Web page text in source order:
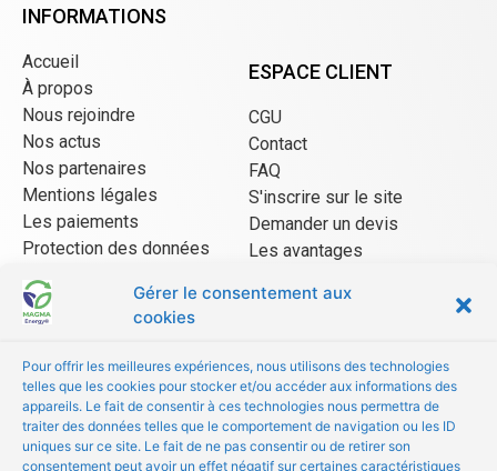
Gérer le consentement aux
cookies
Pour offrir les meilleures expériences, nous utilisons des technologies
telles que les cookies pour stocker et/ou accéder aux informations des
appareils. Le fait de consentir à ces technologies nous permettra de
traiter des données telles que le comportement de navigation ou les ID
uniques sur ce site. Le fait de ne pas consentir ou de retirer son
consentement peut avoir un effet négatif sur certaines caractéristiques
INFORMATIONS
Accueil
À propos
Nous rejoindre
Nos actus
Nos partenaires
Mentions légales
Les paiements
Protection des données
CGU Mangopay
ESPACE CLIENT
CGU
Contact
FAQ
S'inscrire sur le site
Demander un devis
Les avantages
CGU/CGV
Être référencé
Les avantages